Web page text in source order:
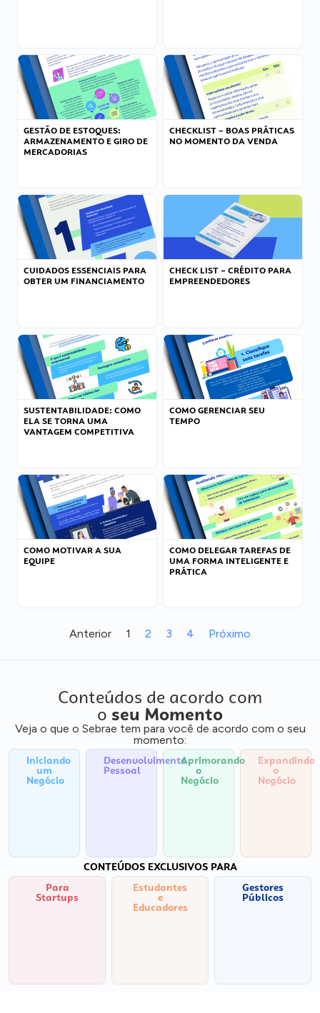
GESTÃO DE ESTOQUES:
ARMAZENAMENTO E GIRO DE
MERCADORIAS
CHECKLIST – BOAS PRÁTICAS
NO MOMENTO DA VENDA
CUIDADOS ESSENCIAIS PARA
OBTER UM FINANCIAMENTO
CHECK LIST – CRÉDITO PARA
EMPREENDEDORES
SUSTENTABILIDADE: COMO
ELA SE TORNA UMA
VANTAGEM COMPETITIVA
COMO GERENCIAR SEU
TEMPO
COMO MOTIVAR A SUA
EQUIPE
COMO DELEGAR TAREFAS DE
UMA FORMA INTELIGENTE E
PRÁTICA
Anterior 1 2 3 4 Próximo
Conteúdos de acordo com
o seu Momento
Veja o que o Sebrae tem para você de acordo com o seu
momento:
Iniciando
um
Negócio
Desenvolvimento
Pessoal
Aprimorando
o
Negócio
Expandindo
o
Negócio
CONTEÚDOS EXCLUSIVOS PARA
Para
Startups
Estudantes
e
Educadores
Gestores
Públicos